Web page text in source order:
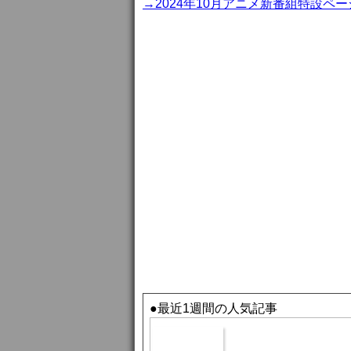
→2024年10月アニメ新番組特設ペー
●最近1週間の人気記事